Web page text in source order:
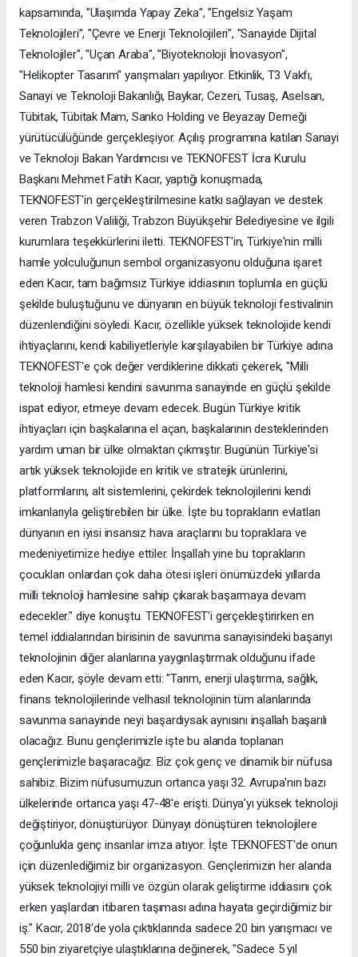
kapsamında, "Ulaşımda Yapay Zeka", "Engelsiz Yaşam
Teknolojileri", "Çevre ve Enerji Teknolojileri", "Sanayide Dijital
Teknolojiler", "Uçan Araba", "Biyoteknoloji İnovasyon",
"Helikopter Tasarım" yarışmaları yapılıyor. Etkinlik, T3 Vakfı,
Sanayi ve Teknoloji Bakanlığı, Baykar, Cezeri, Tusaş, Aselsan,
Tübitak, Tübitak Mam, Sanko Holding ve Beyazay Derneği
yürütücülüğünde gerçekleşiyor. Açılış programına katılan Sanayi
ve Teknoloji Bakan Yardımcısı ve TEKNOFEST İcra Kurulu
Başkanı Mehmet Fatih Kacır, yaptığı konuşmada,
TEKNOFEST'in gerçekleştirilmesine katkı sağlayan ve destek
veren Trabzon Valiliği, Trabzon Büyükşehir Belediyesine ve ilgili
kurumlara teşekkürlerini iletti. TEKNOFEST'in, Türkiye'nin milli
hamle yolculuğunun sembol organizasyonu olduğuna işaret
eden Kacır, tam bağımsız Türkiye iddiasının toplumla en güçlü
şekilde buluştuğunu ve dünyanın en büyük teknoloji festivalinin
düzenlendiğini söyledi. Kacır, özellikle yüksek teknolojide kendi
ihtiyaçlarını, kendi kabiliyetleriyle karşılayabilen bir Türkiye adına
TEKNOFEST'e çok değer verdiklerine dikkati çekerek, "Milli
teknoloji hamlesi kendini savunma sanayinde en güçlü şekilde
ispat ediyor, etmeye devam edecek. Bugün Türkiye kritik
ihtiyaçları için başkalarına el açan, başkalarının desteklerinden
yardım uman bir ülke olmaktan çıkmıştır. Bugünün Türkiye'si
artık yüksek teknolojide en kritik ve stratejik ürünlerini,
platformlarını, alt sistemlerini, çekirdek teknolojilerini kendi
imkanlarıyla geliştirebilen bir ülke. İşte bu toprakların evlatları
dünyanın en iyisi insansız hava araçlarını bu topraklara ve
medeniyetimize hediye ettiler. İnşallah yine bu toprakların
çocukları onlardan çok daha ötesi işleri önümüzdeki yıllarda
milli teknoloji hamlesine sahip çıkarak başarmaya devam
edecekler." diye konuştu. TEKNOFEST'i gerçekleştirirken en
temel iddialarından birisinin de savunma sanayisindeki başarıyı
teknolojinin diğer alanlarına yaygınlaştırmak olduğunu ifade
eden Kacır, şöyle devam etti: "Tarım, enerji ulaştırma, sağlık,
finans teknolojilerinde velhasıl teknolojinin tüm alanlarında
savunma sanayinde neyi başardıysak aynısını inşallah başarılı
olacağız. Bunu gençlerimizle işte bu alanda toplanan
gençlerimizle başaracağız. Biz çok genç ve dinamik bir nüfusa
sahibiz. Bizim nüfusumuzun ortanca yaşı 32. Avrupa'nın bazı
ülkelerinde ortanca yaşı 47-48'e erişti. Dünya'yı yüksek teknoloji
değiştiriyor, dönüştürüyor. Dünyayı dönüştüren teknolojilere
çoğunlukla genç insanlar imza atıyor. İşte TEKNOFEST'de onun
için düzenlediğimiz bir organizasyon. Gençlerimizin her alanda
yüksek teknolojiyi milli ve özgün olarak geliştirme iddiasını çok
erken yaşlardan itibaren taşıması adına hayata geçirdiğimiz bir
iş." Kacır, 2018'de yola çıktıklarında sadece 20 bin yarışmacı ve
550 bin ziyaretçiye ulaştıklarına değinerek, "Sadece 5 yıl